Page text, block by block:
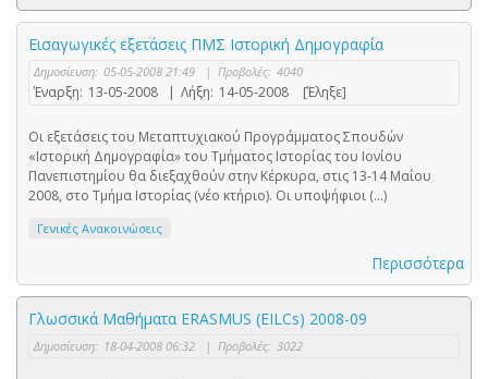
Εισαγωγικές εξετάσεις ΠΜΣ Ιστορική Δημογραφία
Δημοσίευση: 05-05-2008 21:49 | Προβολές: 4040
Έναρξη: 13-05-2008 | Λήξη: 14-05-2008 [Έληξε]
Οι εξετάσεις του Μεταπτυχιακού Προγράμματος Σπουδών
«Ιστορική Δημογραφία» του Τμήματος Ιστορίας του Ιονίου
Πανεπιστημίου θα διεξαχθούν στην Κέρκυρα, στις 13-14 Μαΐου
2008, στο Τμήμα Ιστορίας (νέο κτήριο). Οι υποψήφιοι (...)
Γενικές Ανακοινώσεις
Περισσότερα
Γλωσσικά Μαθήματα ERASMUS (EILCs) 2008-09
Δημοσίευση: 18-04-2008 06:32 | Προβολές: 3022